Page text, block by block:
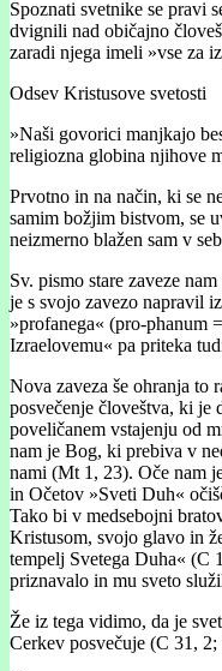
Spoznati svetnike se pravi
dvignili nad običajno
zaradi njega imeli »vse za
Odsev Kristusove svetosti
»Naši govorici manjkajo
religiozna globina njihove
Prvotno in na način, ki se
samim božjim bistvom, se
neizmerno blažen sam v
Sv. pismo stare zaveze
je s svojo zavezo napravil
»profanega« (pro-phanum
Izraelovemu« pa priteka
Nova zaveza še ohranja to
posvečenje človeštva, ki je
poveličanem vstajenju od
nam je Bog, ki prebiva v
nami (Mt 1, 23). Oče nam
in Očetov »Sveti Duh«
Tako bi v medsebojni
Kristusom, svojo glavo in
tempelj Svetega Duha« (C
priznavalo in mu sveto
Že iz tega vidimo, da je
Cerkev posvečuje (C 31,